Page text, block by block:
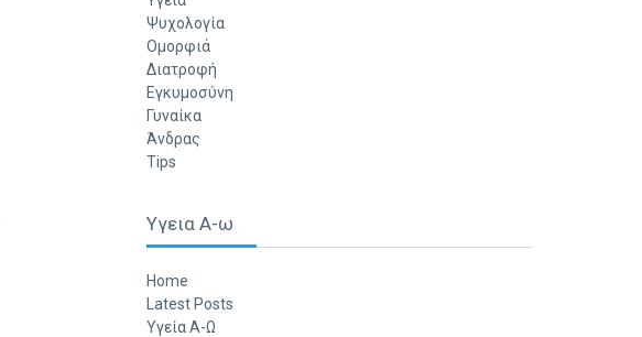
Ψυχολογία
Ομορφιά
Διατροφή
Εγκυμοσύνη
Γυναίκα
Άνδρας
Tips
Υγεια Α-ω
Home
Latest Posts
Υγεία Α-Ω